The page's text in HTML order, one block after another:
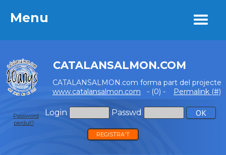
Menu
CATALANSALMON.COM
CATALANSALMON.com forma part del projecte
www.catalansalmon.com - (0) - Permalink (#)
Login Passwd
Password
perdut?
REGISTRA'T
Menu